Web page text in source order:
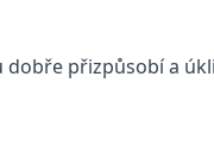
dobře přizpůsobí a